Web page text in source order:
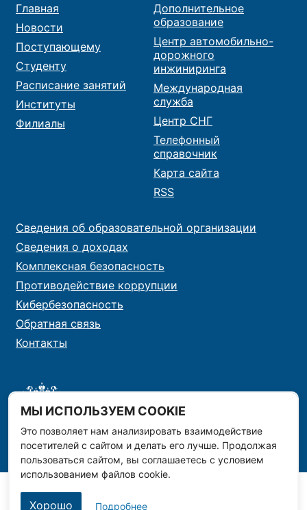
МЫ ИСПОЛЬЗУЕМ COOKIE
Это позволяет нам анализировать взаимодействие
посетителей с сайтом и делать его лучше. Продолжая
пользоваться сайтом, вы соглашаетесь с условием
использованием файлов cookie.
Хорошо Подробнее
Главная
Новости
Поступающему
Студенту
Расписание занятий
Институты
Филиалы
Дополнительное
образование
Центр автомобильно-
дорожного
инжиниринга
Международная
служба
Центр СНГ
Телефонный
справочник
Карта сайта
RSS
Сведения об образовательной организации
Сведения о доходах
Комплексная безопасность
Противодействие коррупции
Кибербезопасность
Обратная связь
Контакты